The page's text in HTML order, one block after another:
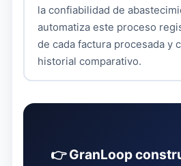
la confiabilidad de
automatiza este proceso
de cada factura procesada y
historial comparativo.
👉 GranLoop